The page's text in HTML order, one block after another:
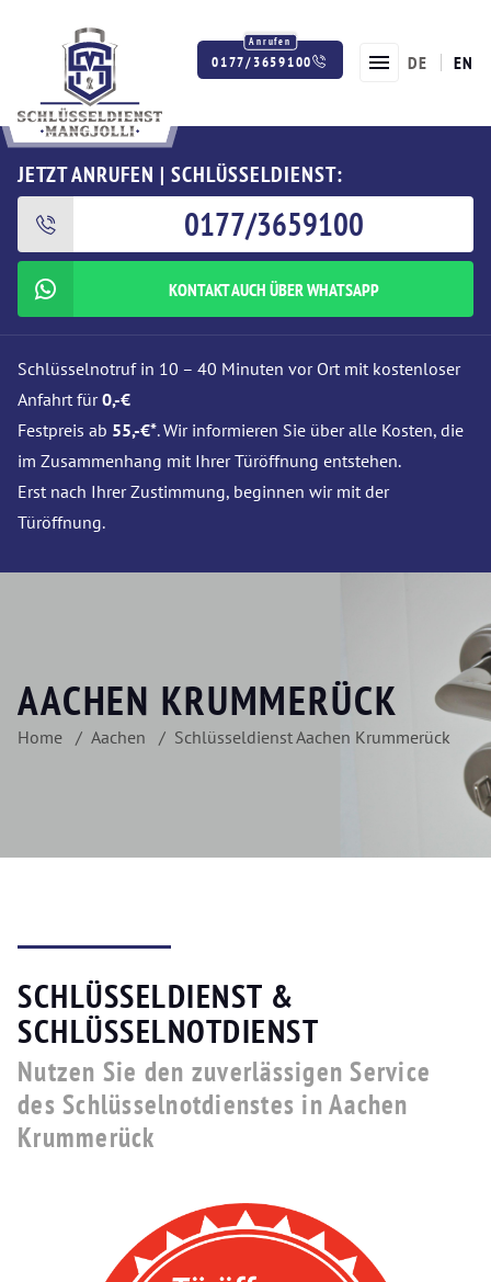
0177/3659100 DE EN
JETZT ANRUFEN | SCHLÜSSELDIENST:
0177/3659100
KONTAKT AUCH ÜBER WHATSAPP
Schlüsselnotruf in 10 – 40 Minuten vor Ort mit kostenloser
Anfahrt für0,-€
Festpreis ab 55,-€*. Wir informieren Sie über alle Kosten, die
im Zusammenhang mit Ihrer Türöffnung entstehen.
Erst nach Ihrer Zustimmung, beginnen wir mit der
Türöffnung.
AACHEN KRUMMERÜCK
Home Aachen Schlüsseldienst Aachen Krummerück
SCHLÜSSELDIENST &
SCHLÜSSELNOTDIENST
Nutzen Sie den zuverlässigen Service
des Schlüsselnotdienstes in Aachen
Krummerück